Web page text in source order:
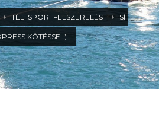
TÉLI SPORTFELSZERELÉS SÍ
KÖTÉSSEL)